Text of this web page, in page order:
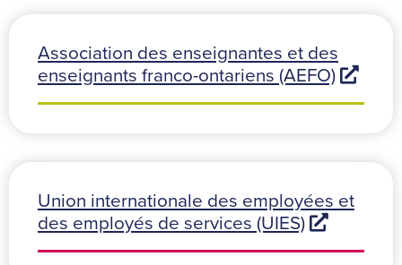
Association des enseignantes et des
enseignants franco-ontariens (AEFO)
Union internationale des employées et
des employés de services (UIES)